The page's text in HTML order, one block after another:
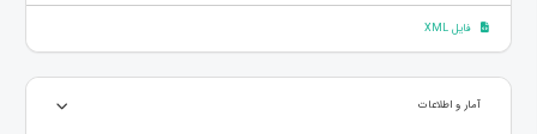
فایل XML
آمار و اطلاعات